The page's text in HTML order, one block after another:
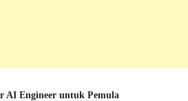
AI Engineer untuk Pemula